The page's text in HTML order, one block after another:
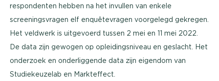
respondenten hebben na het invullen van enkele
screeningsvragen elf enquêtevragen voorgelegd gekregen.
Het veldwerk is uitgevoerd tussen 2 mei en 11 mei 2022.
De data zijn gewogen op opleidingsniveau en geslacht. Het
onderzoek en onderliggende data zijn eigendom van
Studiekeuzelab en Markteffect.